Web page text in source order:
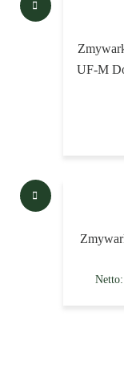
UF-M
Netto: